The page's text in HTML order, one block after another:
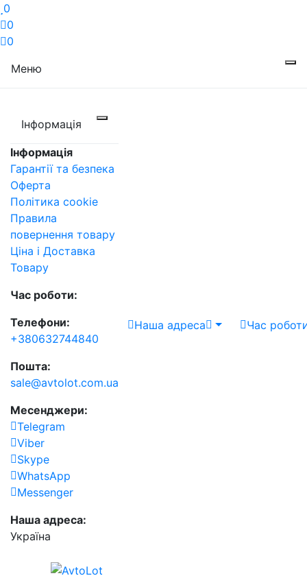
0
0
0
Меню
Інформація
Інформація
Гарантії та безпека
Оферта
Політика cookie
Правила
повернення товару
Ціна і Доставка
Товару
Час роботи:
Телефони:
+380632744840
Пошта:
sale@avtolot.com.ua
Месенджери:
Telegram
Viber
Skype
WhatsApp
Messenger
Наша адреса:
Українa
Наша адреса Час